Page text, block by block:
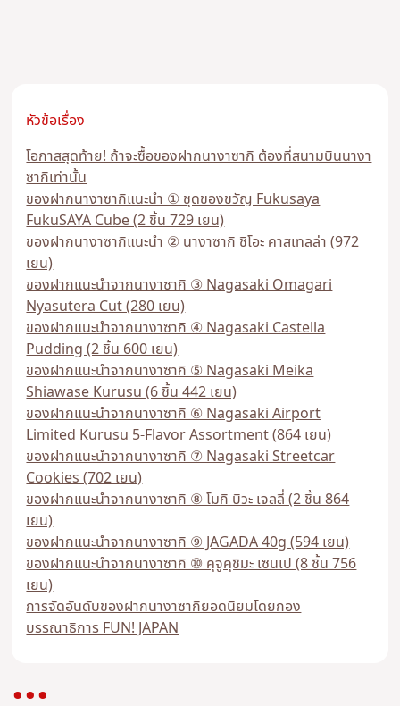
หัวข้อเรื่อง
โอกาสสุดท้าย! ถ้าจะซื้อของฝากนางาซากิ ต้องที่สนามบินนางา
ซากิเท่านั้น
ของฝากนางาซากิแนะนำ ① ชุดของขวัญ Fukusaya
FukuSAYA Cube (2 ชิ้น 729 เยน)
ของฝากนางาซากิแนะนำ ② นางาซากิ ชิโอะ คาสเทลล่า (972
เยน)
ของฝากแนะนำจากนางาซากิ ③ Nagasaki Omagari
Nyasutera Cut (280 เยน)
ของฝากแนะนำจากนางาซากิ ④ Nagasaki Castella
Pudding (2 ชิ้น 600 เยน)
ของฝากแนะนำจากนางาซากิ ⑤ Nagasaki Meika
Shiawase Kurusu (6 ชิ้น 442 เยน)
ของฝากแนะนำจากนางาซากิ ⑥ Nagasaki Airport
Limited Kurusu 5-Flavor Assortment (864 เยน)
ของฝากแนะนำจากนางาซากิ ⑦ Nagasaki Streetcar
Cookies (702 เยน)
ของฝากแนะนำจากนางาซากิ ⑧ โมกิ บิวะ เจลลี่ (2 ชิ้น 864
เยน)
ของฝากแนะนำจากนางาซากิ ⑨ JAGADA 40g (594 เยน)
ของฝากแนะนำจากนางาซากิ ⑩ คุจูคุชิมะ เซนเป (8 ชิ้น 756
เยน)
การจัดอันดับของฝากนางาซากิยอดนิยมโดยกอง
บรรณาธิการ FUN! JAPAN